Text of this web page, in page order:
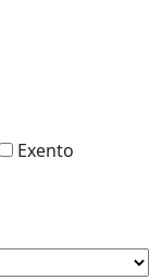
Exento